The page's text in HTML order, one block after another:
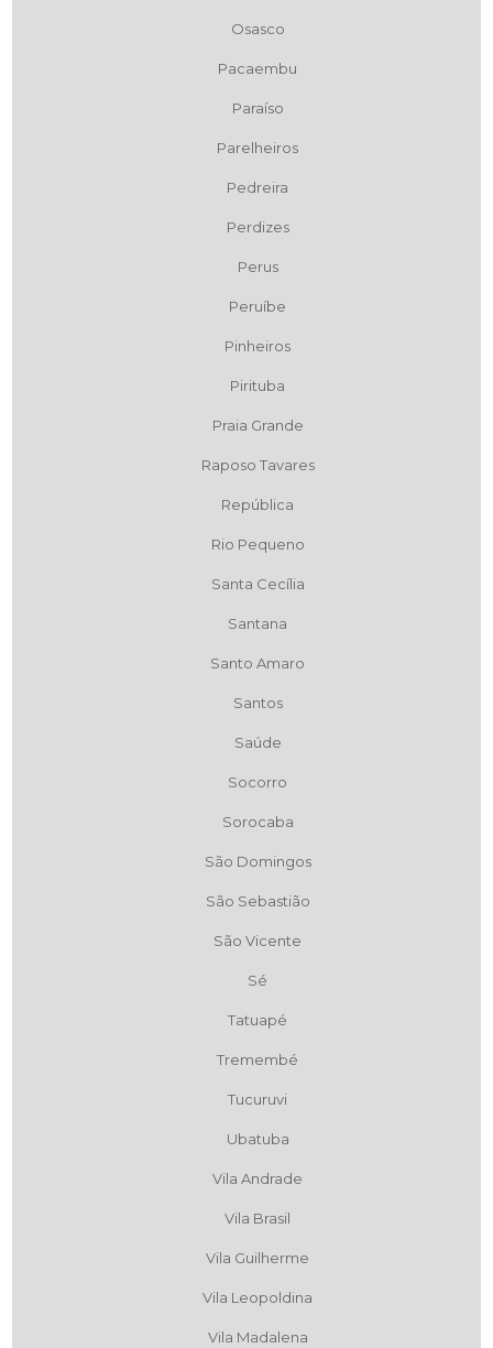
Osasco
Pacaembu
Paraíso
Parelheiros
Pedreira
Perdizes
Perus
Peruíbe
Pinheiros
Pirituba
Praia Grande
Raposo Tavares
República
Rio Pequeno
Santa Cecília
Santana
Santo Amaro
Santos
Saúde
Socorro
Sorocaba
São Domingos
São Sebastião
São Vicente
Sé
Tatuapé
Tremembé
Tucuruvi
Ubatuba
Vila Andrade
Vila Brasil
Vila Guilherme
Vila Leopoldina
Vila Madalena